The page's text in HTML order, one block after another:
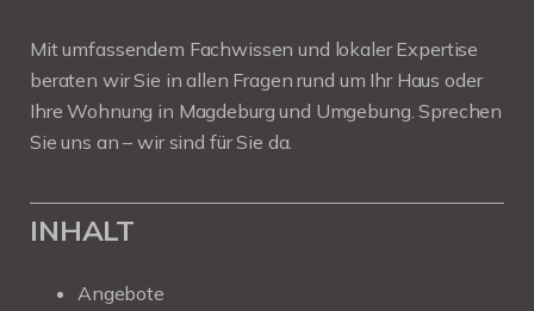
Mit umfassendem Fachwissen und lokaler Expertise
beraten wir Sie in allen Fragen rund um Ihr Haus oder
Ihre Wohnung in Magdeburg und Umgebung. Sprechen
Sie uns an – wir sind für Sie da.
INHALT
Angebote